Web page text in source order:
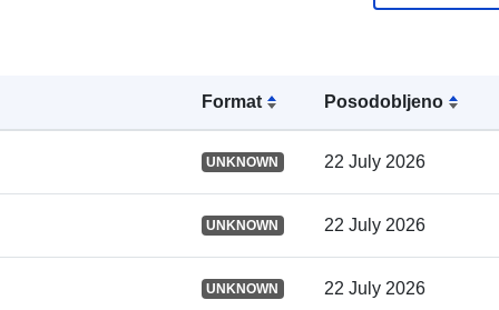
Format Posodobljeno
UNKNOWN 22 July 2026
UNKNOWN 22 July 2026
UNKNOWN 22 July 2026
Prostorski: